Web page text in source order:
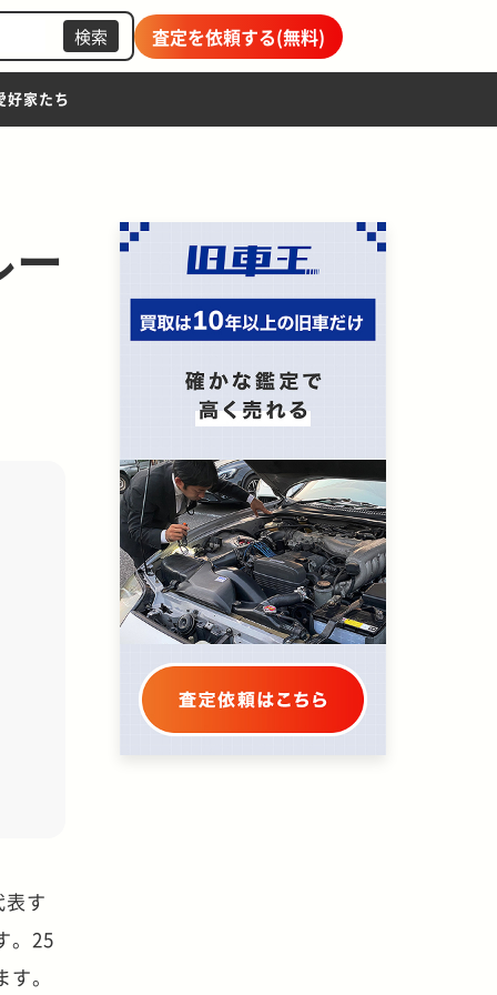
検索 査定を依頼する(無料)
好家たち
す
。25
。